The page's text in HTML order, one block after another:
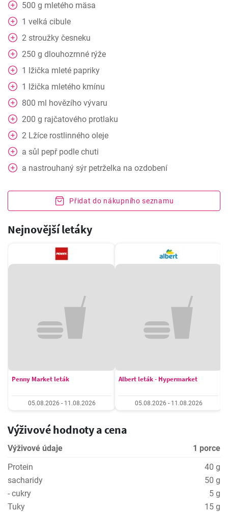
500 g mletého mäsa
1 velká cibule
2 stroužky česneku
250 g dlouhozrnné rýže
1 lžička mleté papriky
1 lžička mletého kmínu
800 ml hovězího vývaru
200 g rajčatového protlaku
2 Lžíce rostlinného oleje
a sůl pepř podle chuti
a nastrouhaný sýr petrželka na ozdobení
Přidat do nákupního seznamu
Nejnovější letáky
Penny Market leták
05.08.2026 - 11.08.2026
Albert leták - Hypermarket
05.08.2026 - 11.08.2026
Výživové hodnoty a cena
Výživové údaje
1 porce
Protein
40 g
sacharidy
50 g
- cukry
5 g
Tuky
15 g